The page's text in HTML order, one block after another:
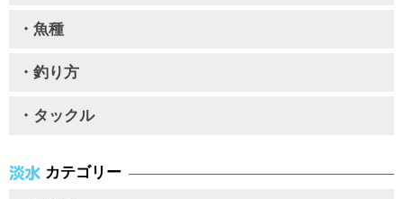
・魚種
・釣り方
・タックル
カテゴリー